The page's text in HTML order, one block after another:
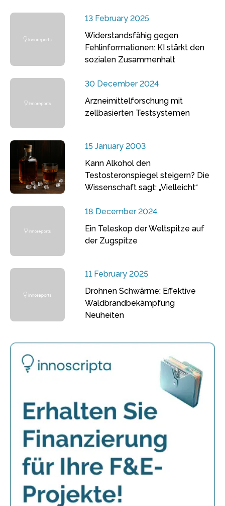
13 February 2025
Widerstandsfähig gegen
Fehlinformationen: KI stärkt den
sozialen Zusammenhalt
30 December 2024
Arzneimittelforschung mit
zellbasierten Testsystemen
15 January 2003
Kann Alkohol den
Testosteronspiegel steigern? Die
Wissenschaft sagt: „Vielleicht“
18 December 2024
Ein Teleskop der Weltspitze auf
der Zugspitze
11 February 2025
Drohnen Schwärme: Effektive
Waldbrandbekämpfung
Neuheiten